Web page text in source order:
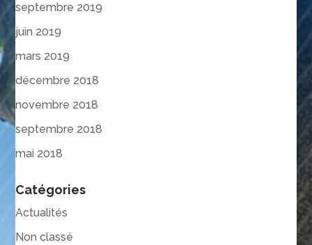
septembre 2019
juin 2019
mars 2019
décembre 2018
novembre 2018
septembre 2018
mai 2018
Catégories
Actualités
Non classé